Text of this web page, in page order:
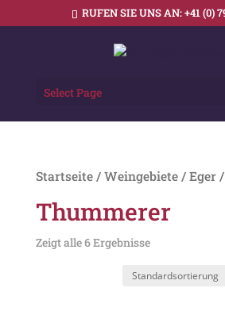
RUFEN SIE UNS AN:+41 (0)
Select Page
Startseite/ Weingebiete/ Eger/
Thummerer
Zeigt alle 6 Ergebnisse